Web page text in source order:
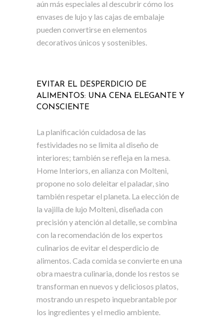
aún más especiales al descubrir cómo los
envases de lujo y las cajas de embalaje
pueden convertirse en elementos
decorativos únicos y sostenibles.
EVITAR EL DESPERDICIO DE
ALIMENTOS: UNA CENA ELEGANTE Y
CONSCIENTE
La planificación cuidadosa de las
festividades no se limita al diseño de
interiores; también se refleja en la mesa.
Home Interiors, en alianza con Molteni,
propone no solo deleitar el paladar, sino
también respetar el planeta. La elección de
la vajilla de lujo Molteni, diseñada con
precisión y atención al detalle, se combina
con la recomendación de los expertos
culinarios de evitar el desperdicio de
alimentos. Cada comida se convierte en una
obra maestra culinaria, donde los restos se
transforman en nuevos y deliciosos platos,
mostrando un respeto inquebrantable por
los ingredientes y el medio ambiente.